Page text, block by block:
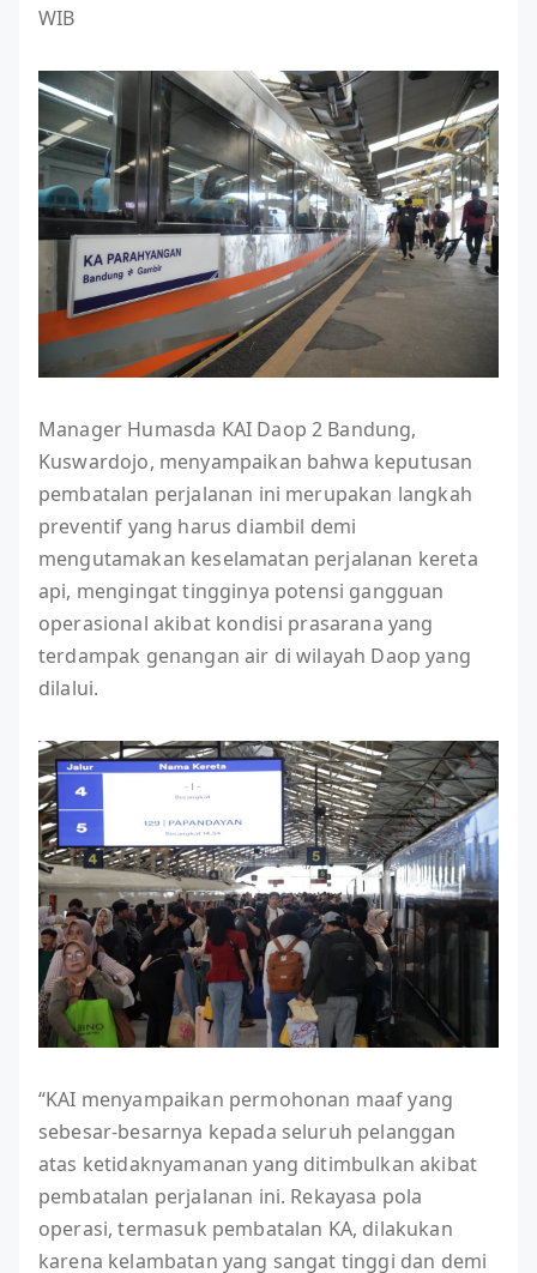
WIB
Manager Humasda KAI Daop 2 Bandung,
Kuswardojo, menyampaikan bahwa keputusan
pembatalan perjalanan ini merupakan langkah
preventif yang harus diambil demi
mengutamakan keselamatan perjalanan kereta
api, mengingat tingginya potensi gangguan
operasional akibat kondisi prasarana yang
terdampak genangan air di wilayah Daop yang
dilalui.
“KAI menyampaikan permohonan maaf yang
sebesar-besarnya kepada seluruh pelanggan
atas ketidaknyamanan yang ditimbulkan akibat
pembatalan perjalanan ini. Rekayasa pola
operasi, termasuk pembatalan KA, dilakukan
karena kelambatan yang sangat tinggi dan demi